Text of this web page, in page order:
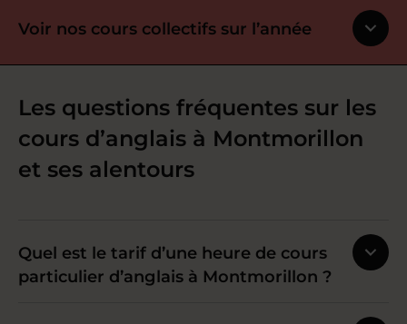
Voir nos cours collectifs sur l’année
Les questions fréquentes sur les
cours d’anglais à Montmorillon
et ses alentours
Quel est le tarif d’une heure de cours
particulier d’anglais à Montmorillon ?